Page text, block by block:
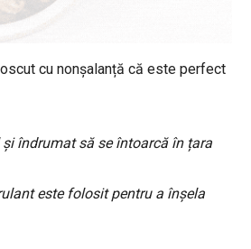
cu nonșalanță că este perfect
îndrumat să se întoarcă în țara
este folosit pentru a înșela